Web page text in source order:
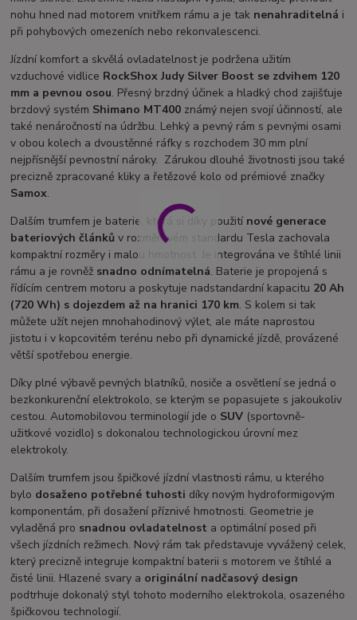
nohu hned nad motorem vnitřkem rámu a je tak nenahraditelná i
při pohybových omezeních nebo rekonvalescenci.
Jízdní komfort a skvělá ovladatelnost je podržena užitím
vzduchové vidlice RockShox Judy Silver Boost se zdvihem 120
mm a pevnou osou. Přesný brzdný účinek a hladký chod zajišťuje
brzdový systém Shimano MT400 známý nejen svojí účinností, ale
také nenáročností na údržbu. Lehký a pevný rám s pevnými osami
v obou kolech a dvoustěnné ráfky s rozchodem 30 mm plní
nejpřísnější pevnostní nároky. Zárukou dlouhé životnosti jsou také
precizně zpracované kliky a řetězové kolo od prémiové značky
Samox.
Dalším trumfem je baterie, která si díky použití nové generace
bateriových článků v rozměrovém standardu Tesla zachovala
kompaktní rozměry i malou hmotnost. Je integrována ve štíhlé linii
rámu a je rovněž snadno odnímatelná. Baterie je propojená s
řídícím centrem motoru a poskytuje nadstandardní kapacitu 20 Ah
(720 Wh) s dojezdem až na hranici 170 km. S kolem si tak
můžete užít nejen mnohahodinový výlet, ale máte naprostou
jistotu i v kopcovitém terénu nebo při dynamické jízdě, provázené
větší spotřebou energie.
Díky plné výbavě pevných blatníků, nosiče a osvětlení se jedná o
bezkonkurenční elektrokolo, se kterým se popasujete s jakoukoliv
cestou. Automobilovou terminologií jde o SUV (sportovně-
užitkové vozidlo) s dokonalou technologickou úrovní mez
elektrokoly.
Dalším trumfem jsou špičkové jízdní vlastnosti rámu, u kterého
bylo dosaženo potřebné tuhosti díky novým hydroformigovým
komponentám, při dosažení příznivé hmotnosti. Geometrie je
vyladěná pro snadnou ovladatelnost a optimální posed při
všech jízdních režimech. Nový rám tak představuje vyvážený celek,
který precizně integruje kompaktní baterii s motorem ve štíhlé a
čisté linii. Hlazené svary a originální nadčasový design
podtrhuje dokonalý styl tohoto moderního elektrokola, osazeného
špičkovou technologií.